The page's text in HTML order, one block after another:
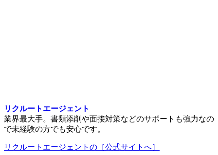
リクルートエージェント
業界最大手。書類添削や面接対策などのサポートも強力なの
で未経験の方でも安心です。
リクルートエージェントの［公式サイトへ］